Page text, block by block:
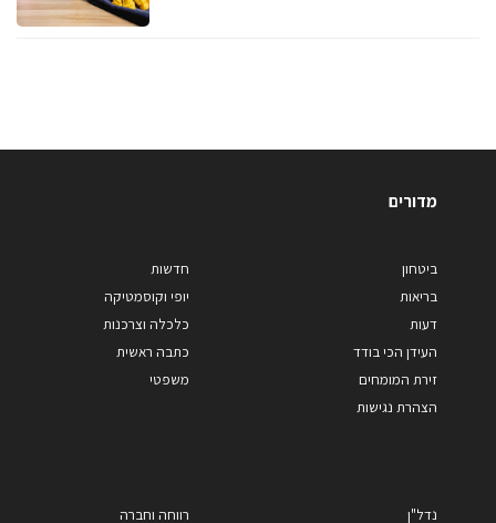
מדורים
ביטחון
בריאות
דעות
העידן הכי בודד
זירת המומחים
הצהרת נגישות
חדשות
יופי וקוסמטיקה
כלכלה וצרכנות
כתבה ראשית
משפטי
נדל"ן
רווחה וחברה